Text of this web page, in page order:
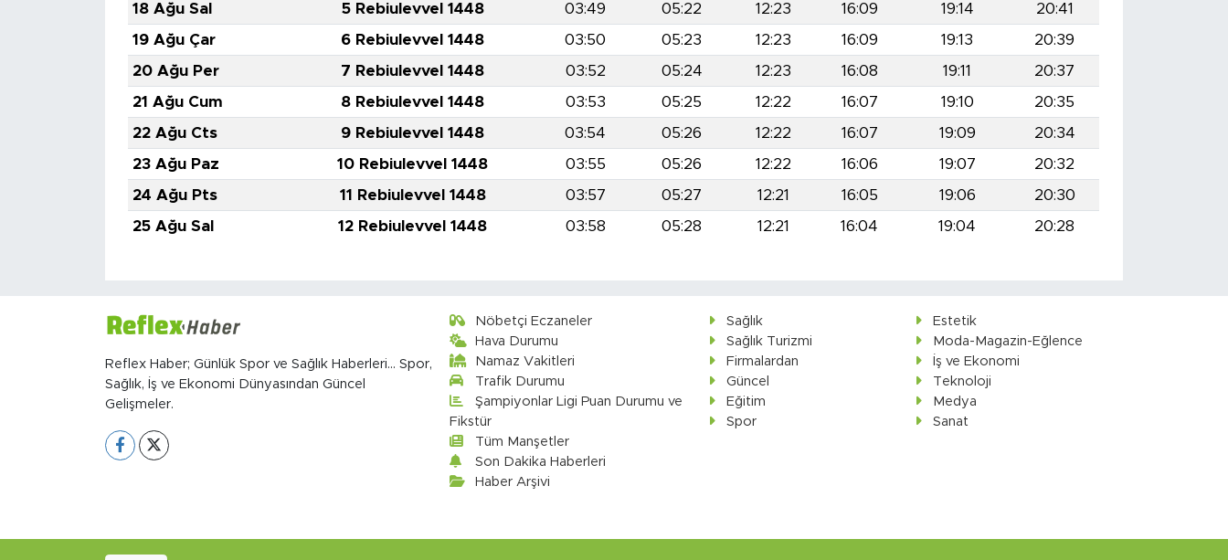
18 Ağu Sal
5 Rebiulevvel 1448 03:49 05:22 12:23 16:09 19:14
20:41
19 Ağu Çar
6 Rebiulevvel 1448 03:50 05:23 12:23 16:09 19:13
20:39
20 Ağu Per
7 Rebiulevvel 1448 03:52 05:24 12:23 16:08 19:11
20:37
21 Ağu Cum
8 Rebiulevvel 1448 03:53 05:25 12:22 16:07 19:10
20:35
22 Ağu Cts
9 Rebiulevvel 1448 03:54 05:26 12:22 16:07 19:09
20:34
23 Ağu Paz
10 Rebiulevvel 1448 03:55 05:26 12:22 16:06 19:07
20:32
24 Ağu Pts
11 Rebiulevvel 1448 03:57 05:27 12:21 16:05 19:06
20:30
25 Ağu Sal
12 Rebiulevvel 1448 03:58 05:28 12:21 16:04 19:04 20:28
Reflex Haber; Günlük Spor ve Sağlık Haberleri... Spor,
Sağlık, İş ve Ekonomi Dünyasından Güncel
Gelişmeler.
Nöbetçi Eczaneler
Hava Durumu
Namaz Vakitleri
Trafik Durumu
Şampiyonlar Ligi Puan Durumu ve
Fikstür
Tüm Manşetler
Son Dakika Haberleri
Haber Arşivi
Sağlık
Estetik
Sağlık Turizmi
Moda-Magazin-Eğlence
Firmalardan
İş ve Ekonomi
Güncel
Teknoloji
Eğitim
Medya
Spor
Sanat